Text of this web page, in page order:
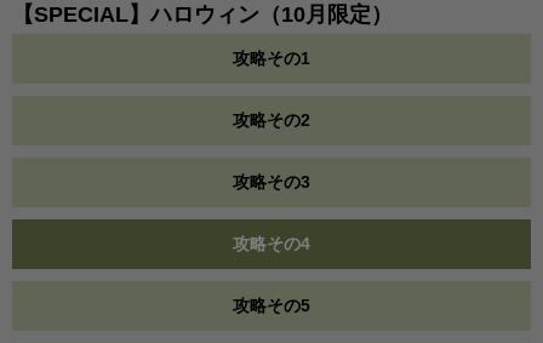
【SPECIAL】ハロウィン（10月限定）
攻略その1
攻略その2
攻略その3
攻略その4
攻略その5